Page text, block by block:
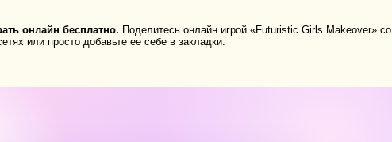
онлайн бесплатно. Поделитесь онлайн игрой «Futuristic Girls Makeover» со
или просто добавьте ее себе в закладки.